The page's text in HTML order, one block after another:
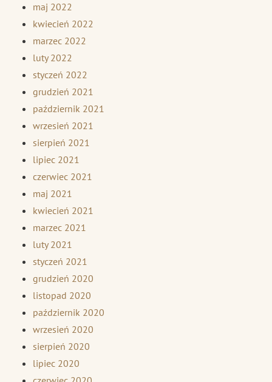
maj 2022
kwiecień 2022
marzec 2022
luty 2022
styczeń 2022
grudzień 2021
październik 2021
wrzesień 2021
sierpień 2021
lipiec 2021
czerwiec 2021
maj 2021
kwiecień 2021
marzec 2021
luty 2021
styczeń 2021
grudzień 2020
listopad 2020
październik 2020
wrzesień 2020
sierpień 2020
lipiec 2020